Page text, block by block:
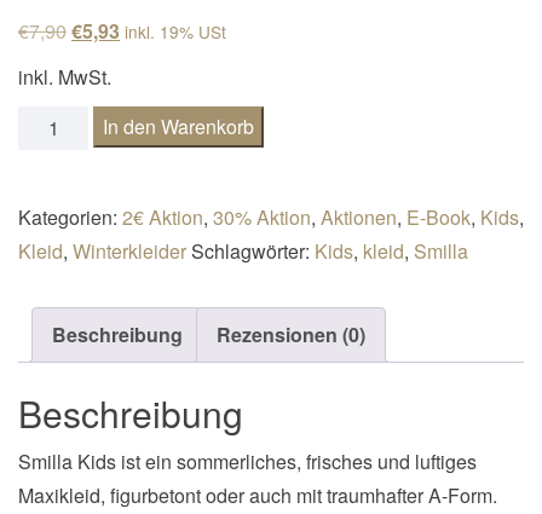
t
i
€7,90Ursprünglicher Preis war: €7,90
€5,93Aktueller Preis ist: €5,93.
inkl. 19% USt
inkl. MwSt.
E-Book Sommerkleid Kids Smilla Menge
In den Warenkorb
Kategorien: 2€ Aktion, 30% Aktion, Aktionen, E-Book, Kids,
Kleid, WinterkleiderSchlagwörter: Kids, kleid, Smilla
Beschreibung Rezensionen (0)
Beschreibung
Smilla Kids ist ein sommerliches, frisches und luftiges
Maxikleid, figurbetont oder auch mit traumhafter A-Form.